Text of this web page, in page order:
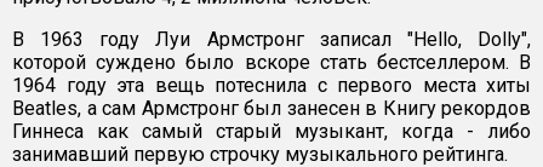
В 1963 году Луи Армстронг записал "Hello, Dolly",
которой суждено было вскоре стать бестселлером. В
1964 году эта вещь потеснила с первого места хиты
Beatles, а сам Армстронг был занесен в Книгу рекордов
Гиннеса как самый старый музыкант, когда - либо
занимавший первую строчку музыкального рейтинга.